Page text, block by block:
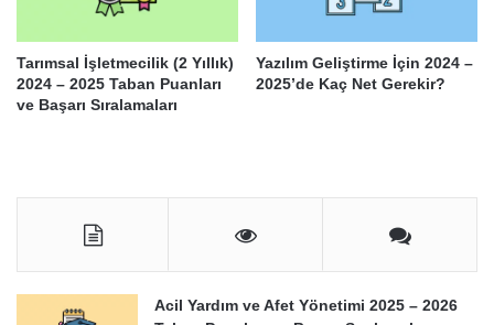
Tarımsal İşletmecilik (2 Yıllık)
2024 – 2025 Taban Puanları
ve Başarı Sıralamaları
Yazılım Geliştirme İçin 2024 –
2025’de Kaç Net Gerekir?
Acil Yardım ve Afet Yönetimi 2025 – 2026